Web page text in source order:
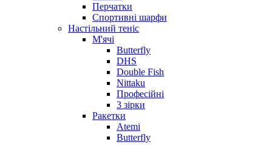
Перчатки
Спортивні шарфи
Настільний теніс
М'ячі
Butterfly
DHS
Double Fish
Nittaku
Професійні
3 зірки
Ракетки
Atemi
Butterfly